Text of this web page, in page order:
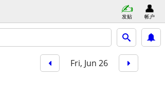
发贴 帐户
Fri, Jun 26